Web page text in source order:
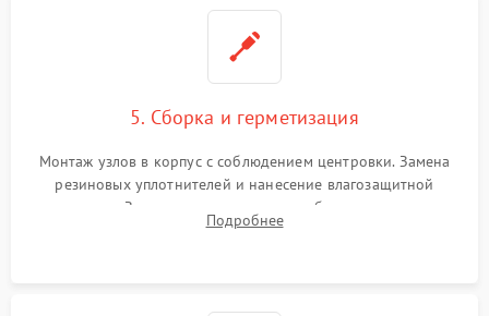
5. Сборка и герметизация
Монтаж узлов в корпус с соблюдением центровки. Замена
резиновых уплотнителей и нанесение влагозащитной
смазки. Заполнение внутреннего объема прицела
осушенным азотом для предотвращения запотевания оптики
Подробнее